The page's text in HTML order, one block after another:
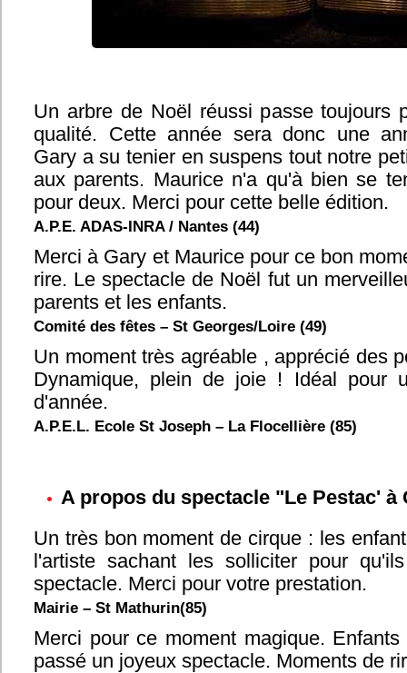
Un arbre de Noël réussi passe toujours
qualité. Cette année sera donc une
Gary a su tenier en suspens tout notre
aux parents. Maurice n'a qu'à bien se
pour deux. Merci pour cette belle édition.
A.P.E. ADAS-INRA / Nantes (44)
Merci à Gary et Maurice pour ce bon
rire. Le spectacle de Noël fut un
parents et les enfants.
Comité des fêtes – St Georges/Loire (49)
Un moment très agréable , apprécié des
Dynamique, plein de joie ! Idéal pour
d'année.
A.P.E.L. Ecole St Joseph – La Flocellière (85)
A propos du spectacle "Le Pestac' à
Un très bon moment de cirque : les
l'artiste sachant les solliciter pour
spectacle. Merci pour votre prestation.
Mairie – St Mathurin(85)
Merci pour ce moment magique.
passé un joyeux spectacle. Moments de